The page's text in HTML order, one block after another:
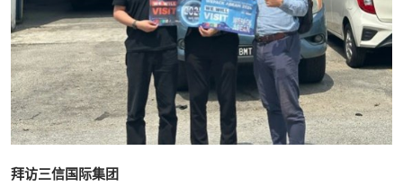
拜访三信国际集团